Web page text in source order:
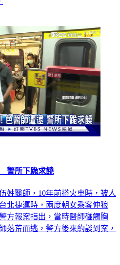
警所下跪求饒
姓醫師，10年前搭火車時，被人
北捷運時，兩度朝女乘客伸狼
方報案指出，當時醫師碰觸胸
落荒而逃，警方後來約談到案，